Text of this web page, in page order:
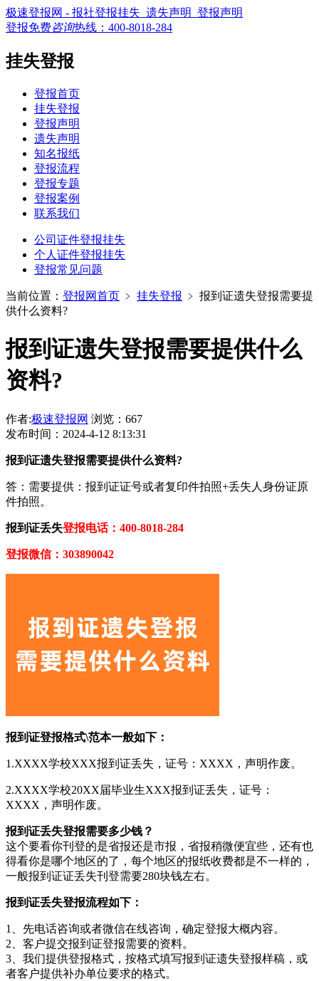
极速登报网 - 报社登报挂失_遗失声明_登报声明
登报免费咨询热线： 400-8018-284
挂失登报
登报首页
挂失登报
登报声明
遗失声明
知名报纸
登报流程
登报专题
登报案例
联系我们
公司证件登报挂失
个人证件登报挂失
登报常见问题
当前位置： 登报网首页 ﹥ 挂失登报 ﹥ 报到证遗失登报需要提
供什么资料?
报到证遗失登报需要提供什么
资料?
作者:极速登报网 浏览：667
发布时间：2024-4-12 8:13:31
报到证遗失登报需要提供什么资料?
答：需要提供：报到证证号或者复印件拍照+丢失人身份证原
件拍照。
报到证丢失登报电话：400-8018-284
登报微信：303890042
报到证登报格式\范本一般如下：
1.XXXX学校XXX报到证丢失，证号：XXXX，声明作废。
2.XXXX学校20XX届毕业生XXX报到证丢失，证号：
XXXX，声明作废。
报到证丢失登报需要多少钱？
这个要看你刊登的是省报还是市报，省报稍微便宜些，还有也
得看你是哪个地区的了，每个地区的报纸收费都是不一样的，
一般报到证证丢失刊登需要280块钱左右。
报到证丢失登报流程如下：
1、先电话咨询或者微信在线咨询，确定登报大概内容。
2、客户提交报到证登报需要的资料。
3、我们提供登报格式，按格式填写报到证遗失登报样稿，或
者客户提供补办单位要求的格式。